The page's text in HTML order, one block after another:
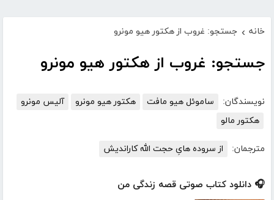
خانه › جستجو: غروب از هکتور هیو مونرو
جستجو: غروب از هکتور هیو مونرو
نویسندگان: ساموئل هیو مافت هکتور هیو مونرو
آلیس مونرو
هکتور مالو
مترجمان: از سروده هایِ حجت الله کاراندیش
🎧 دانلود کتاب صوتی قصه زندگی من